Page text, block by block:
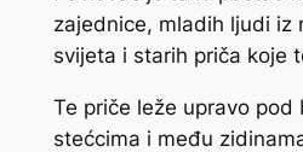
zajednice, mladih ljudi iz
svijeta i starih priča koje
Te priče leže upravo pod
stećcima i među